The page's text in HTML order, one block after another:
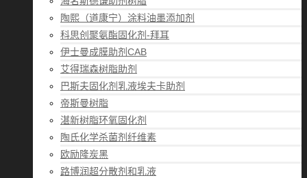
陶熙（道康宁）涂料油墨添加剂
科思创聚氨酯固化剂-拜耳
伊士曼成膜助剂CAB
艾得瑞森树脂助剂
巴斯夫固化剂乳液埃夫卡助剂
帝斯曼树脂
湛新树脂环氧固化剂
陶氏化学杀菌剂纤维素
欧励隆炭黑
路博润超分散剂和乳液